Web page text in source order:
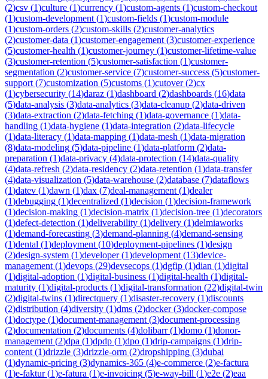
(2)csv (1)culture (1)currency (1)custom-agents (1)custom-checkout
(1)custom-development (1)custom-fields (1)custom-module
(1)custom-orders (2)custom-skills (2)customer-analytics
(2)customer-data (1)customer-engagement (3)customer-experience
(5)customer-health (1)customer-journey (1)customer-lifetime-value
(3)customer-retention (5)customer-satisfaction (1)customer-
segmentation (2)customer-service (7)customer-success (5)customer-
support (7)customization (5)customs (1)cutover(2)cx
(1)cybersecurity (14)daraz (1)dashboard (2)dashboards (16)data
(5)data-analysis (3)data-analytics (3)data-cleanup (2)data-driven
(3)data-extraction (2)data-fetching (1)data-governance (1)data-
handling (1)data-hygiene (1)data-integration (2)data-lifecycle
(1)data-literacy (1)data-mapping (1)data-mesh (1)data-migration
(8)data-modeling (5)data-pipeline (1)data-platform (2)data-
preparation (1)data-privacy (4)data-protection (14)data-quality
(4)data-refresh (2)data-residency (2)data-retention (1)data-transfer
(4)data-visualization (5)data-warehouse (2)database (7)dataflows
(1)datev (1)dawn (1)dax (7)deal-management (1)dealer
(1)debugging (1)decentralized (1)decision (1)decision-framework
(1)decision-making (1)decision-matrix (1)decision-tree (1)decorators
(1)defect-detection (1)deliverability (1)delivery (1)delmiaworks
(1)demand-forecasting (3)demand-planning (4)demand-sensing
(1)dental (1)deployment (10)deployment-pipelines (1)design
(2)design-system (1)developer(1)development (13)device-
management (1)devops (29)devsecops (1)dgfip (1)dian (1)digital
(1)digital-adoption (1)digital-business (1)digital-health (1)digital-
maturity (1)digital-products (1)digital-transformation (22)digital-twin
(2)digital-twins (1)directquery (1)disaster-recovery (1)discounts
(2)distribution (4)diversity (1)dms (2)docker(3)docker-compose
(1)doctype (1)document-management (3)document-processing
(2)documentation (2)documents (4)dolibarr(1)domo (1)donor-
management (2)dpa (1)dpdp (1)dpo (1)drip-campaigns (1)drip-
content (1)drizzle (3)drizzle-orm (2)dropshipping (3)dubai
(1)dynamic-pricing (3)dynamics-365 (4)e-commerce (2)e-factura
(1)e-faktur(1)e-fatura (1)e-invoicing (5)e-way-bill (1)e2e (2)eaa